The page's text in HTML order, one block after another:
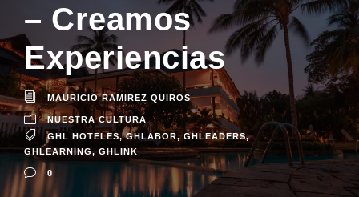
– Creamos
Experiencias
MAURICIO RAMIREZ QUIROS
NUESTRA CULTURA
GHL HOTELES, GHLABOR, GHLEADERS,
GHLEARNING, GHLINK
0